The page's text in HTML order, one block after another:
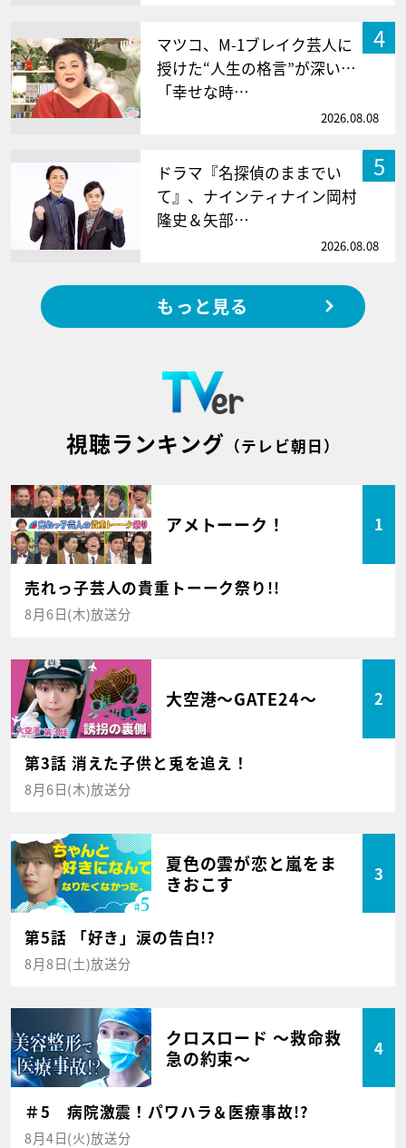
4
マツコ、M-1ブレイク芸人に
授けた“人生の格言”が深い…
「幸せな時…
2026.08.08
5
ドラマ『名探偵のままでい
て』、ナインティナイン岡村
隆史＆矢部…
2026.08.08
もっと見る
視聴ランキング （テレビ朝日）
アメトーーク！ 1
売れっ子芸人の貴重トーーク祭り!!
8月6日(木)放送分
大空港～GATE24～ 2
第3話 消えた子供と兎を追え！
8月6日(木)放送分
夏色の雲が恋と嵐をま
きおこす
3
第5話 「好き」涙の告白!?
8月8日(土)放送分
クロスロード ～救命救
急の約束～
4
＃5 病院激震！パワハラ＆医療事故!?
8月4日(火)放送分